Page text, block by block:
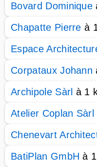
Bovard Dominique
Chapatte Pierre à
Espace
Corpataux Johann
Archipole Sàrl à 1
Atelier Coplan Sàrl
Chenevart
BatiPlan GmbH à